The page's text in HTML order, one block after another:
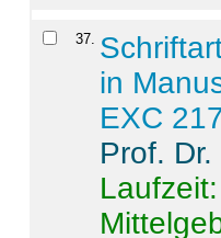
37.
in
EXC
Prof.